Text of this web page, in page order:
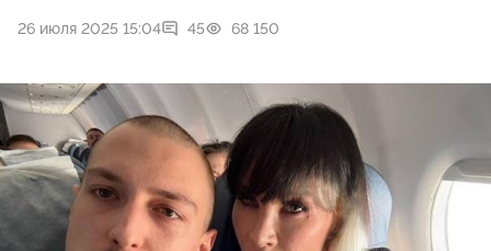
26 июля 2025 15:04 45 68 150